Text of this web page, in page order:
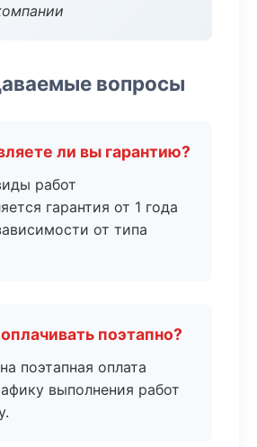
вопросы
ли вы гарантию?
работ
гарантия от 1 года
от типа
поэтапно?
поэтапная оплата
выполнения работ